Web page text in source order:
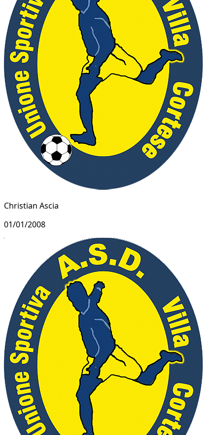
Christian Ascia
01/01/2008